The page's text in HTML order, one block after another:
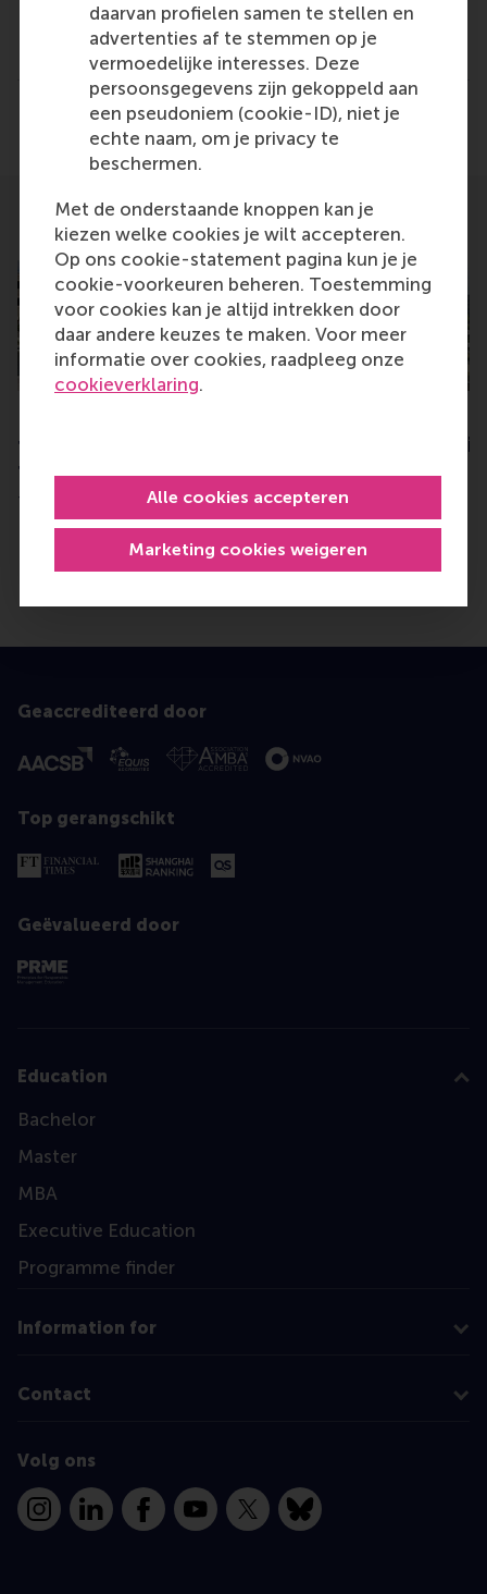
daarvan profielen samen te stellen en
advertenties af te stemmen op je
vermoedelijke interesses. Deze
persoonsgegevens zijn gekoppeld aan
een pseudoniem (cookie-ID), niet je
echte naam, om je privacy te
beschermen.
Met de onderstaande knoppen kan je
kiezen welke cookies je wilt accepteren.
Op ons cookie-statement pagina kun je je
cookie-voorkeuren beheren. Toestemming
voor cookies kan je altijd intrekken door
daar andere keuzes te maken. Voor meer
informatie over cookies, raadpleeg onze
cookieverklaring.
Marketing cookies weigeren
Alle cookies accepteren
Dr. T. (Thomas) Lambert (rsm.nl)
Prof. Dr. M.W. (Michel) Lander (rsm.nl)
Deel huidige pagina als Facebook bericht
Deel huidige pagina als X bericht
Deel huidige pagina als
Deel huidige
Deel
Related
transformational journey
to become future-proof”
Tuesday, 2 July 2024
Netherlands in
Times
Monday, 22 May 2023
Geaccrediteerd door
Top gerangschikt
Geëvalueerd door
Education
Bachelor
Master
MBA
Executive Education
Programme finder
Information for
Contact
Volg ons
InstagramLinkedInFacebookYouTube
X Bluesky